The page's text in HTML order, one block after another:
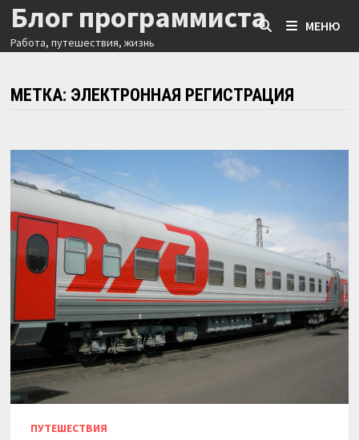
Перейти
содержимому
Блог программиста
Работа, путешествия, жизнь
МЕНЮ
МЕТКА: ЭЛЕКТРОННАЯ РЕГИСТРАЦИЯ
ПУТЕШЕСТВИЯ